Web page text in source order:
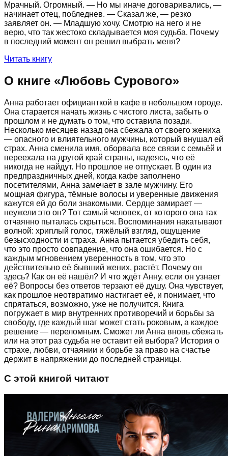
Мрачный. Огромный. — Но мы иначе договаривались, —
начинает отец, побледнев. — Сказал же, — резко
заявляет он. — Младшую хочу. Смотрю на него и не
верю, что так жестоко складывается моя судьба. Почему
в последний момент он решил выбрать меня?
Читать книгу
О книге «Любовь Сурового»
Анна работает официанткой в кафе в небольшом городе.
Она старается начать жизнь с чистого листа, забыть о
прошлом и не думать о том, что оставила позади.
Несколько месяцев назад она сбежала от своего жениха
— опасного и влиятельного мужчины, который внушал ей
страх. Анна сменила имя, оборвала все связи с семьёй и
переехала на другой край страны, надеясь, что её
никогда не найдут. Но прошлое не отпускает. В один из
предпраздничных дней, когда кафе заполнено
посетителями, Анна замечает в зале мужчину. Его
мощная фигура, тёмные волосы и уверенные движения
кажутся ей до боли знакомыми. Сердце замирает —
неужели это он? Тот самый человек, от которого она так
отчаянно пыталась скрыться. Воспоминания накатывают
волной: хриплый голос, тяжёлый взгляд, ощущение
безысходности и страха. Анна пытается убедить себя,
что это просто совпадение, что она ошибается. Но с
каждым мгновением уверенность в том, что это
действительно её бывший жених, растёт. Почему он
здесь? Как он её нашёл? И что ждёт Анну, если он узнает
её? Вопросы без ответов терзают её душу. Она чувствует,
как прошлое неотвратимо настигает её, и понимает, что
спрятаться, возможно, уже не получится. Книга
погружает в мир внутренних противоречий и борьбы за
свободу, где каждый шаг может стать роковым, а каждое
решение — переломным. Сможет ли Анна вновь сбежать
или на этот раз судьба не оставит ей выбора? История о
страхе, любви, отчаянии и борьбе за право на счастье
держит в напряжении до последней страницы.
С этой книгой читают